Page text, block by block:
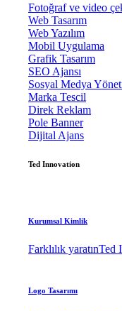
Fotoğraf ve video
Web Tasarım
Web Yazılım
Mobil Uygulama
Grafik Tasarım
SEO Ajansı
Sosyal Medya
Marka Tescil
Direk Reklam
Pole Banner
Dijital Ajans
Ted Innovation
Kurumsal Kimlik
Farklılık yaratınTed
Logo Tasarımı